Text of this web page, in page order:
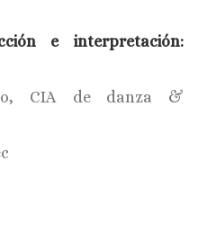
e interpretación:
CIA de danza &